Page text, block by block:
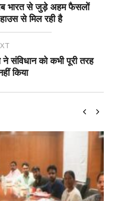
भारत से जुड़े अहम फैसलों
से मिल रही है
संविधान को कभी पूरी तरह
किया